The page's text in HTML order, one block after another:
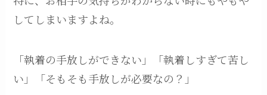
してしまいますよね。
「執着の手放しができない」「執着しすぎて苦し
い」「そもそも手放しが必要なの？」